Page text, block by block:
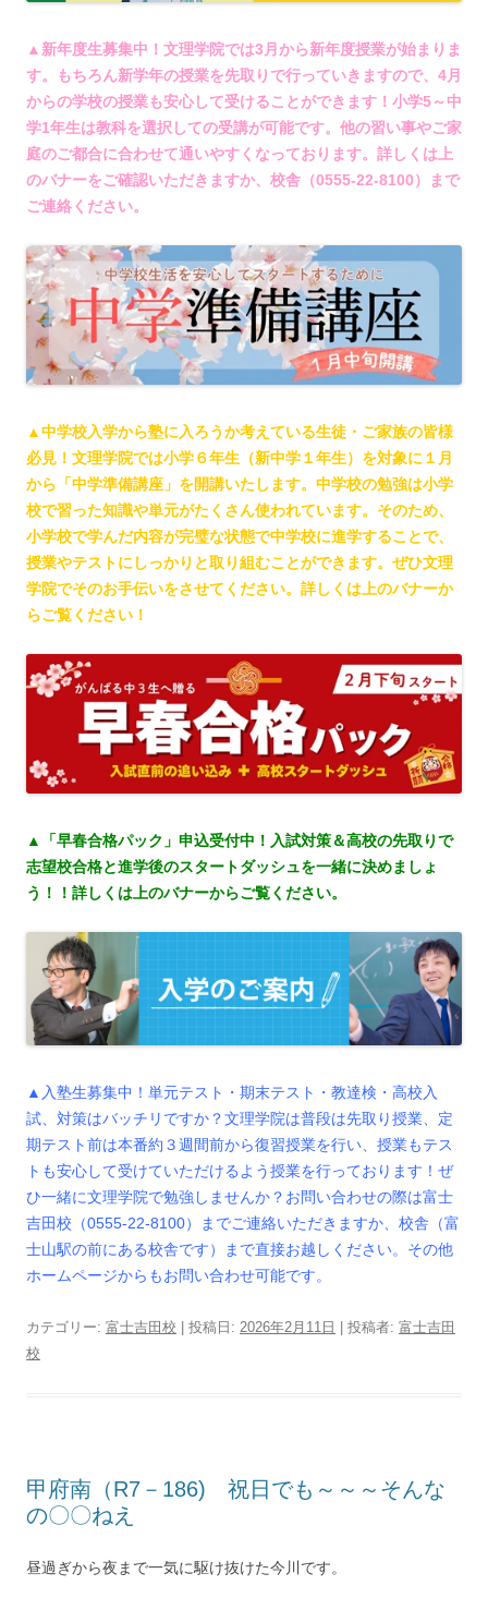
▲新年度生募集中！文理学院では3月から新年度授業が始まりま
す。もちろん新学年の授業を先取りで行っていきますので、4月
からの学校の授業も安心して受けることができます！小学5～中
学1年生は教科を選択しての受講が可能です。他の習い事やご家
庭のご都合に合わせて通いやすくなっております。詳しくは上
のバナーをご確認いただきますか、校舎（0555-22-8100）まで
ご連絡ください。
▲中学校入学から塾に入ろうか考えている生徒・ご家族の皆様
必見！文理学院では小学６年生（新中学１年生）を対象に１月
から「中学準備講座」を開講いたします。中学校の勉強は小学
校で習った知識や単元がたくさん使われています。そのため、
小学校で学んだ内容が完璧な状態で中学校に進学することで、
授業やテストにしっかりと取り組むことができます。ぜひ文理
学院でそのお手伝いをさせてください。詳しくは上のバナーか
らご覧ください！
▲「早春合格パック」申込受付中！入試対策＆高校の先取りで
志望校合格と進学後のスタートダッシュを一緒に決めましょ
う！！詳しくは上のバナーからご覧ください。
▲入塾生募集中！単元テスト・期末テスト・教達検・高校入
試、対策はバッチリですか？文理学院は普段は先取り授業、定
期テスト前は本番約３週間前から復習授業を行い、授業もテス
トも安心して受けていただけるよう授業を行っております！ぜ
ひ一緒に文理学院で勉強しませんか？お問い合わせの際は富士
吉田校（0555-22-8100）までご連絡いただきますか、校舎（富
士山駅の前にある校舎です）まで直接お越しください。その他
ホームページからもお問い合わせ可能です。
カテゴリー: 富士吉田校 | 投稿日: 2026年2月11日 投稿者: 富士吉田
校
甲府南（R7－186) 祝日でも～～～そんな
の〇〇ねえ
昼過ぎから夜まで一気に駆け抜けた今川です。